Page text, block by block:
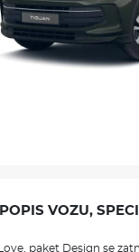
POPIS VOZU,
paket Design se